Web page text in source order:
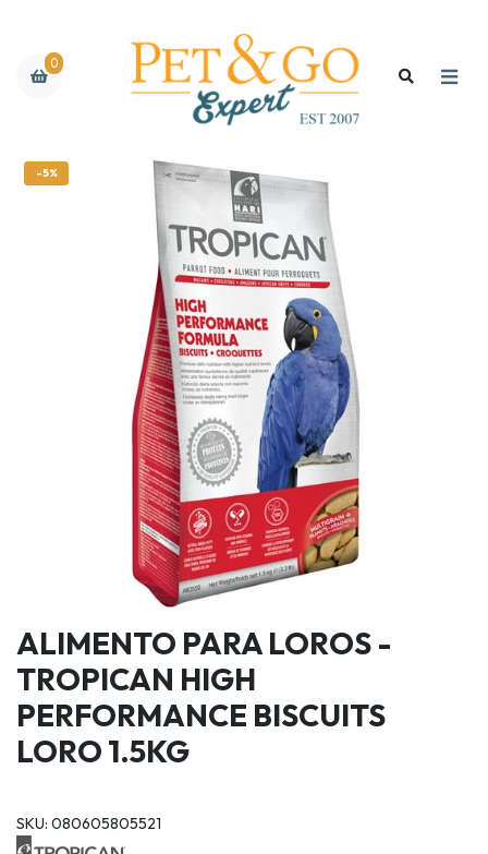
0
-5%
ALIMENTO PARA LOROS -
TROPICAN HIGH
PERFORMANCE BISCUITS
LORO 1.5KG
SKU: 080605805521